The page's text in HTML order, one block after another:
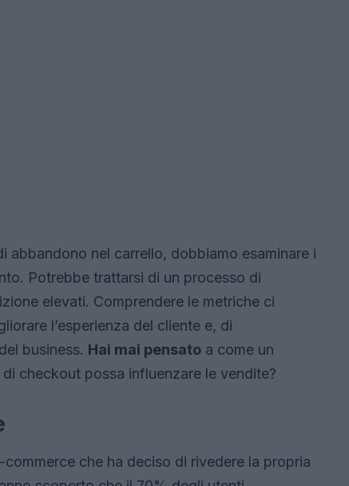
abbandono nel carrello, dobbiamo esaminare i
Potrebbe trattarsi di un processo di
elevati. Comprendere le metriche ci
l’esperienza del cliente e, di
business. Hai mai pensato a come un
checkout possa influenzare le vendite?
che ha deciso di rivedere la propria